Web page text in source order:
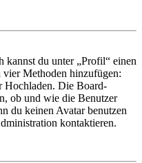
kannst du unter „Profil“ einen
Methoden hinzufügen:
Hochladen. Die Board-
ob und wie die Benutzer
du keinen Avatar benutzen
kontaktieren.